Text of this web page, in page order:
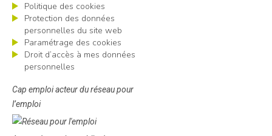
Politique des cookies
Protection des données
personnelles du site web
Paramétrage des cookies
Droit d’accès à mes données
personnelles
Cap emploi acteur du réseau pour
l’emploi